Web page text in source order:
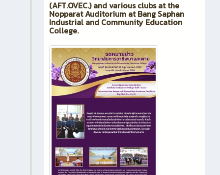
(AFT.OVEC.) and various clubs at the
Nopparat Auditorium at Bang Saphan
Industrial and Community Education
College.